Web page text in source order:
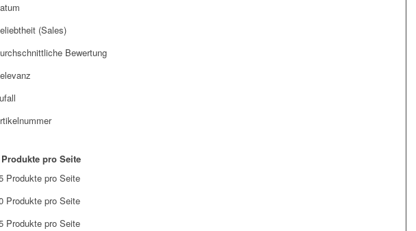
(Sales)
Bewertung
Produkte pro Seite
Produkte pro Seite
Produkte pro Seite
Produkte pro Seite